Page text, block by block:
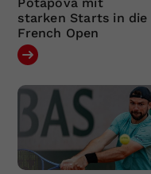
starken Starts in die
French Open